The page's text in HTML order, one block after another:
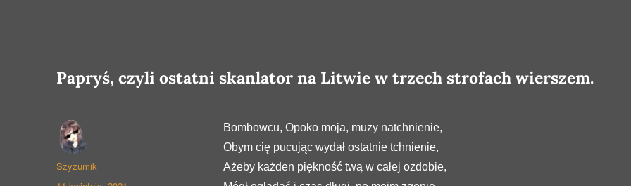
Papryś, czyli ostatni skanlator na Litwie w trzech strofach wierszem.
Bombowcu, Opoko moja, muzy natchnienie,
Obym cię pucując wydał ostatnie tchnienie,
Ażeby każden piękność twą w całej ozdobie,
Autor
Szyzumik